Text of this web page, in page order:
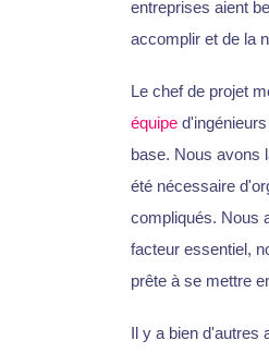
entreprises aient
accomplir et de la
Le chef de projet
équiped'ingénieurs
base. Nous avons
été nécessaire
compliqués. Nous
facteur essentiel,
prête à se mettre
Il y a bien d'autres